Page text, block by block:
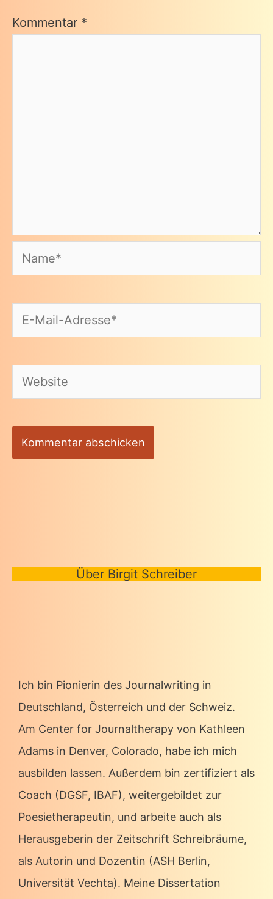
Kommentar *
Name*
E-
Mail-
Website
Über Birgit Schreiber
Ich bin Pionierin des Journalwriting in
Deutschland, Österreich und der Schweiz.
Am Center for Journaltherapy von Kathleen
Adams in Denver, Colorado, habe ich mich
ausbilden lassen. Außerdem bin zertifiziert als
Coach (DGSF, IBAF), weitergebildet zur
Poesietherapeutin, und arbeite auch als
Herausgeberin der Zeitschrift Schreibräume,
als Autorin und Dozentin (ASH Berlin,
Universität Vechta). Meine Dissertation